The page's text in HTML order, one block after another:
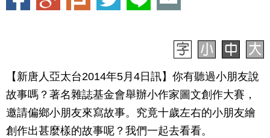
【新唐人亞太台2014年5月4日訊】你有聽過小朋友說
故事嗎？著名雜誌基金會舉辦小作家圖文創作大賽，
邀請偏鄉小朋友來寫故事。究竟十歲左右的小朋友繪
創作出甚麼樣的故事呢？我們一起去看看。